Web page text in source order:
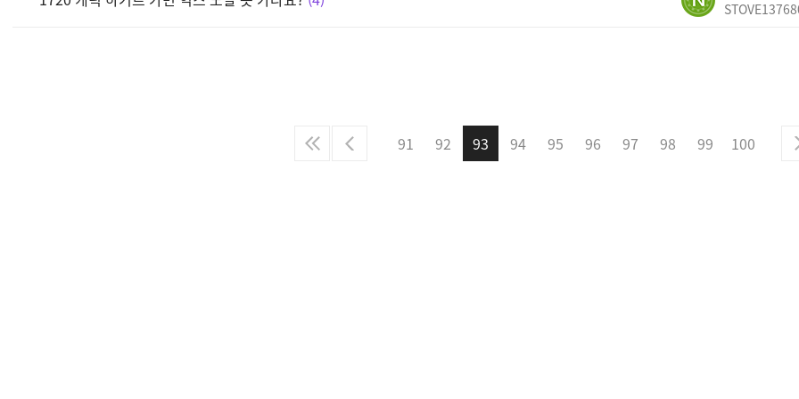
91 92 93 94 95 96 97 98 99 100